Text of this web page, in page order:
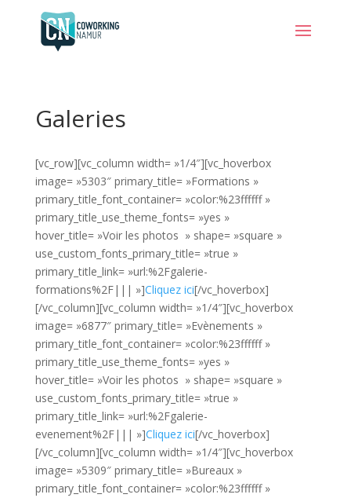
Galeries
[vc_row][vc_column width= »1/4″][vc_hoverbox
image= »5303″ primary_title= »Formations »
primary_title_font_container= »color:%23ffffff »
primary_title_use_theme_fonts= »yes »
hover_title= »Voir les photos » shape= »square »
use_custom_fonts_primary_title= »true »
primary_title_link= »url:%2Fgalerie-
formations%2F||| »]Cliquez ici[/vc_hoverbox]
[/vc_column][vc_column width= »1/4″][vc_hoverbox
image= »6877″ primary_title= »Evènements »
primary_title_font_container= »color:%23ffffff »
primary_title_use_theme_fonts= »yes »
hover_title= »Voir les photos » shape= »square »
use_custom_fonts_primary_title= »true »
primary_title_link= »url:%2Fgalerie-
evenement%2F||| »]Cliquez ici[/vc_hoverbox]
[/vc_column][vc_column width= »1/4″][vc_hoverbox
image= »5309″ primary_title= »Bureaux »
primary_title_font_container= »color:%23ffffff »